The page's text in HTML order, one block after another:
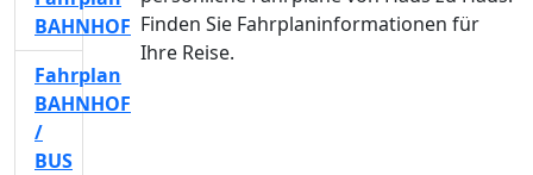
Finden Sie Fahrplaninformationen für
Ihre Reise.
BAHNHOF
Fahrplan
BAHNHOF
/
BUS